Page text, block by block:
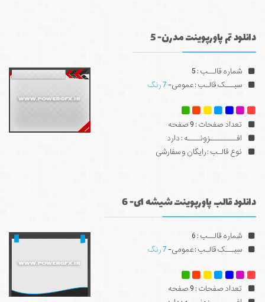
دانلود تم پاورپوینت مدرن- 5
شماره قالــب : 5
سبـــک قالـب : عمومی-7 رنگ
تعداد صفحات : 9 صفحه
افـــــــــزونــــه : دارد
نوع قالـب : رایگان و سفارشی
دانلود قالب پاورپوینت شیشه ای- 6
شماره قالــب : 6
سبـــک قالـب : عمومی-7 رنگ
تعداد صفحات : 9 صفحه